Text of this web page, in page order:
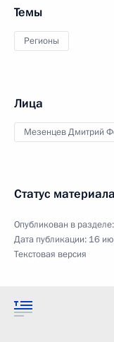
Темы
Регионы
Лица
Мезенцев Дмитрий
Статус материала
Опубликован в разделе:
Дата публикации: 16
Текстовая версия